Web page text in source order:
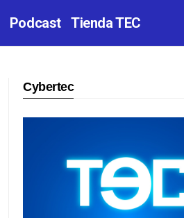
Podcast Tienda TEC
Cybertec